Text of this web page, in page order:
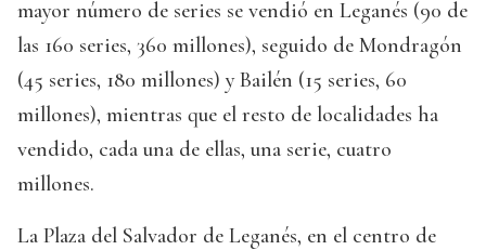
mayor número de series se vendió en Leganés (90 de
las 160 series, 360 millones), seguido de Mondragón
(45 series, 180 millones) y Bailén (15 series, 60
millones), mientras que el resto de localidades ha
vendido, cada una de ellas, una serie, cuatro
millones.
La Plaza del Salvador de Leganés, en el centro de